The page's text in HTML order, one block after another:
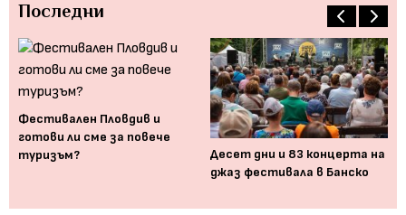
Последни
Фестивален Пловдив и
готови ли сме за повече
туризъм?
Десет дни и 83 концерта на
джаз фестивала в Банско